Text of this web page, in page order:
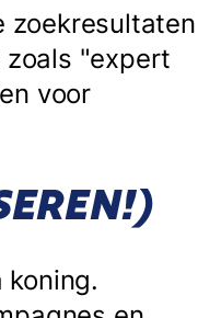
zoekresultaten
"expert
voor